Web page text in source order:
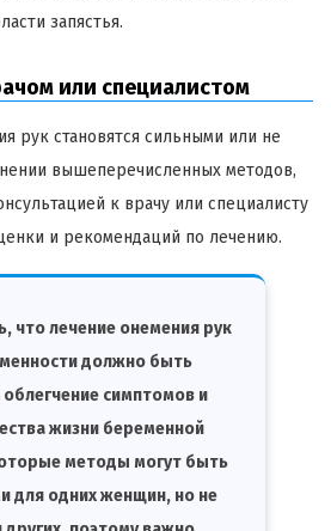
запястья.
или специалистом
рук становятся сильными или не
вышеперечисленных методов,
к врачу или специалисту
и рекомендаций по лечению.
что лечение онемения рук
должно быть
симптомов и
жизни беременной
методы могут быть
для одних женщин, но не